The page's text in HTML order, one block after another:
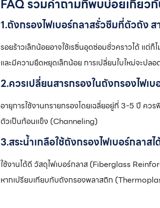
FAQ รวมคำถามที่พบบ่อยเกี่ยว
1.ถังกรองไฟเบอร์กลาสรั่วซึมที่ตัวถัง ส
รอยร้าวเล็กน้อยอาจใช้เรซิ่นอุดซ่อมชั่วคราวได้ แ
และมีความยืดหยุดเล็กน้อย การเปลี่ยนใบใหม่จะปล
2.ควรเปลี่ยนสารกรองในถังกรองไฟเ
อายุการใช้งานทรายกรองโดยเฉลี่ยอยู่ที่ 3-5 ปี คว
ตัวเป็นก้อนแข็ง (Channeling)
3.สระน้ำเกลือใช้ถังกรองไฟเบอร์กลาสไ
ใช้งานได้ดี วัสดุไฟเบอร์กลาส (Fiberglass
หากเปรียบเทียบกับถังกรองพลาสติก